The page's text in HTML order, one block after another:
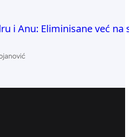
i Anu: Eliminisane već na